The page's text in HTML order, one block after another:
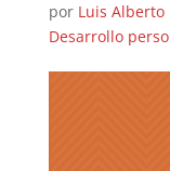
por Luis Alberto
Desarrollo